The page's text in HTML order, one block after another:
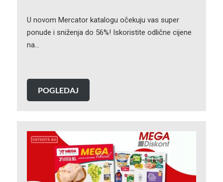
U novom Mercator katalogu očekuju vas super
ponude i sniženja do 56%! Iskoristite odlične cijene
na…
POGLEDAJ